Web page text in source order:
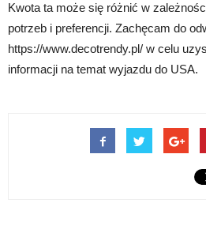
Kwota ta może się różnić w
potrzeb i preferencji. Zachęcam do
https://www.decotrendy.pl/ w celu
informacji na temat wyjazdu do USA.